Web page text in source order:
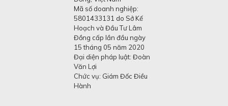
Mã số doanh nghiệp:
5801433131 do Sở Kế
Hoạch và Đầu Tư Lâm
Đồng cấp lần đầu ngày
15 tháng 05 năm 2020
Đại diện pháp luật: Đoàn
Văn Lợi
Chức vụ: Giám Đốc Điều
Hành